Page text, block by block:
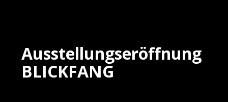
Ausstellungseröffnung
BLICKFANG